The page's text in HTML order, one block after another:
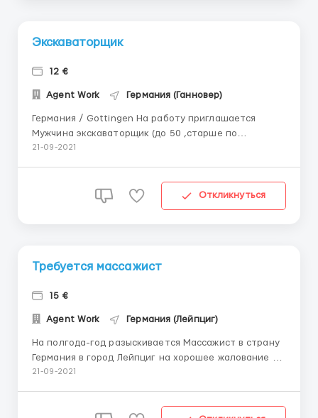
Экскаваторщик
12 €
Agent Work Германия (Ганновер)
Германия / Gottingen На работу приглашается
Мужчина экскаваторщик (до 50 ,старше по
согласованию)Обязательно с опытом работы
выходной / в субботу неполный рабочий день
21-09-2021
Откликнуться
Требуется массажист
15 €
Agent Work Германия (Лейпциг)
На полгода-год разыскивается Массажист в страну
Германия в город Лейпциг на хорошее жалование от
15/час €(брутто)выплата один или два раза в месяц,
21-09-2021